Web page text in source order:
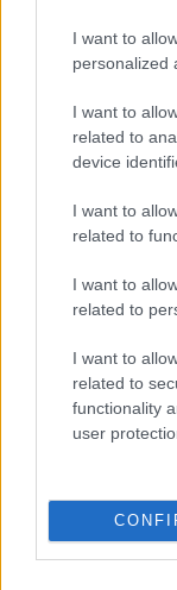
I want to
personalized
I want to
related to
device
I want to
related to
I want to
related to
I want to
related to
functionality
user
Hajdina
Bevásároltam
tudom, minek